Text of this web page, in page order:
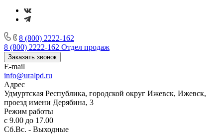
8 (800) 2222-162
8 (800) 2222-162 Отдел продаж
Заказать звонок
E-mail
info@uralpd.ru
Адрес
Удмуртская Республика, городской округ Ижевск, Ижевск,
проезд имени Дерябина, 3
Режим работы
с 9.00 до 17.00
Сб.Вс. - Выходные